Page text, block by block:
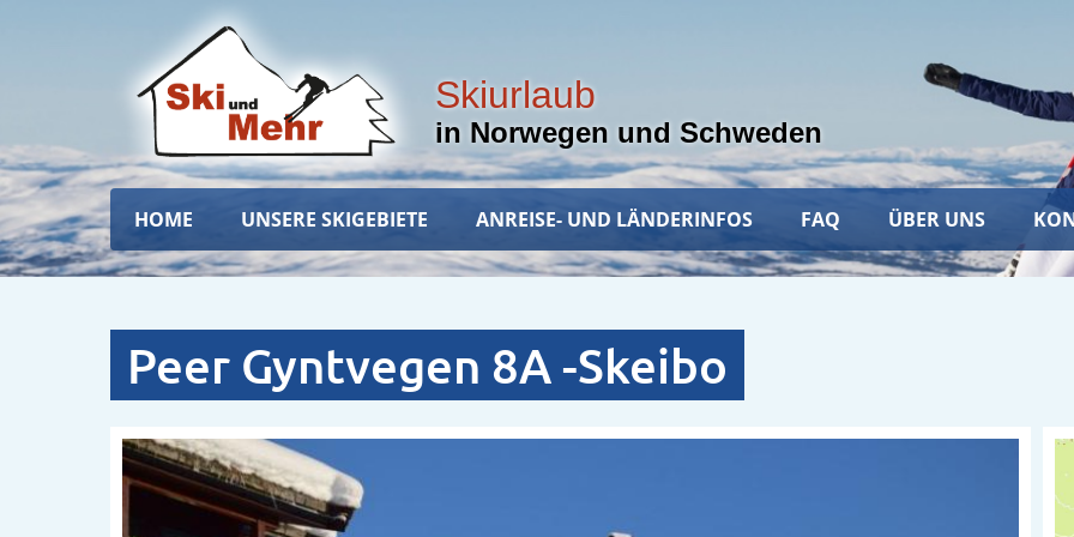
Skiurlaub
in Norwegen und Schweden
Hauptnavigation
HOME UNSERE SKIGEBIETE ANREISE- UND LÄNDERINFOS FAQ ÜBER UNS
Peer Gyntvegen 8A -Skeibo